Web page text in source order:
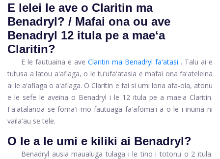
E lelei le ave o Claritin ma
Benadryl? / Mafai ona ou ave
Benadryl 12 itula pe a maeʻa
Claritin?
E le fautuaina e ave Claritin ma Benadryl faʻatasi . Talu ai e
tutusa a latou aʻafiaga, o le tuʻufaʻatasia e mafai ona faʻateleina
ai le aʻafiaga o aʻafiaga. O Claritin e fai si umi lona afa-ola, atonu
e le sefe le aveina o Benadryl i le 12 itula pe a maeʻa Claritin.
Faʻatalanoa se fomaʻi mo fautuaga faʻafomaʻi a o le i inuina ni
vailaʻau se tele.
O le a le umi e kiliki ai Benadryl?
Benadryl ausia maualuga tulaga i le tino i totonu o 2 itula.